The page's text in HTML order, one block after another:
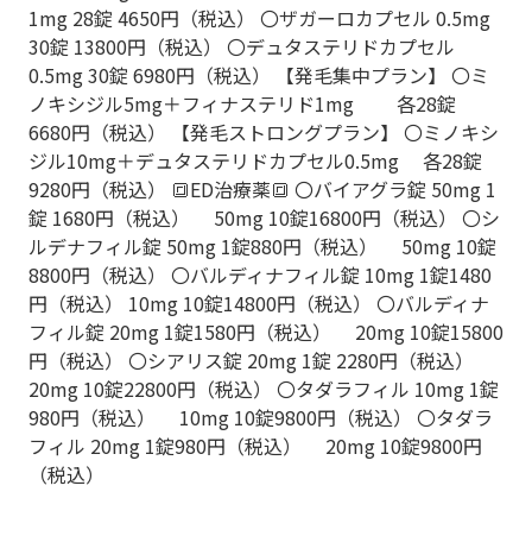
1mg 28錠 4650円（税込） 〇ザガーロカプセル 0.5mg
30錠 13800円（税込） 〇デュタステリドカプセル
0.5mg 30錠 6980円（税込） 【発毛集中プラン】 〇ミ
ノキシジル5mg＋フィナステリド1mg 各28錠
6680円（税込） 【発毛ストロングプラン】 〇ミノキシ
ジル10mg＋デュタステリドカプセル0.5mg 各28錠
9280円（税込） 🔳ED治療薬🔳 〇バイアグラ錠 50mg 1
錠 1680円（税込） 50mg 10錠16800円（税込） 〇シ
ルデナフィル錠 50mg 1錠880円（税込） 50mg 10錠
8800円（税込） 〇バルディナフィル錠 10mg 1錠1480
円（税込） 10mg 10錠14800円（税込） 〇バルディナ
フィル錠 20mg 1錠1580円（税込） 20mg 10錠15800
円（税込） 〇シアリス錠 20mg 1錠 2280円（税込）
20mg 10錠22800円（税込） 〇タダラフィル 10mg 1錠
980円（税込） 10mg 10錠9800円（税込） 〇タダラ
フィル 20mg 1錠980円（税込） 20mg 10錠9800円
（税込）